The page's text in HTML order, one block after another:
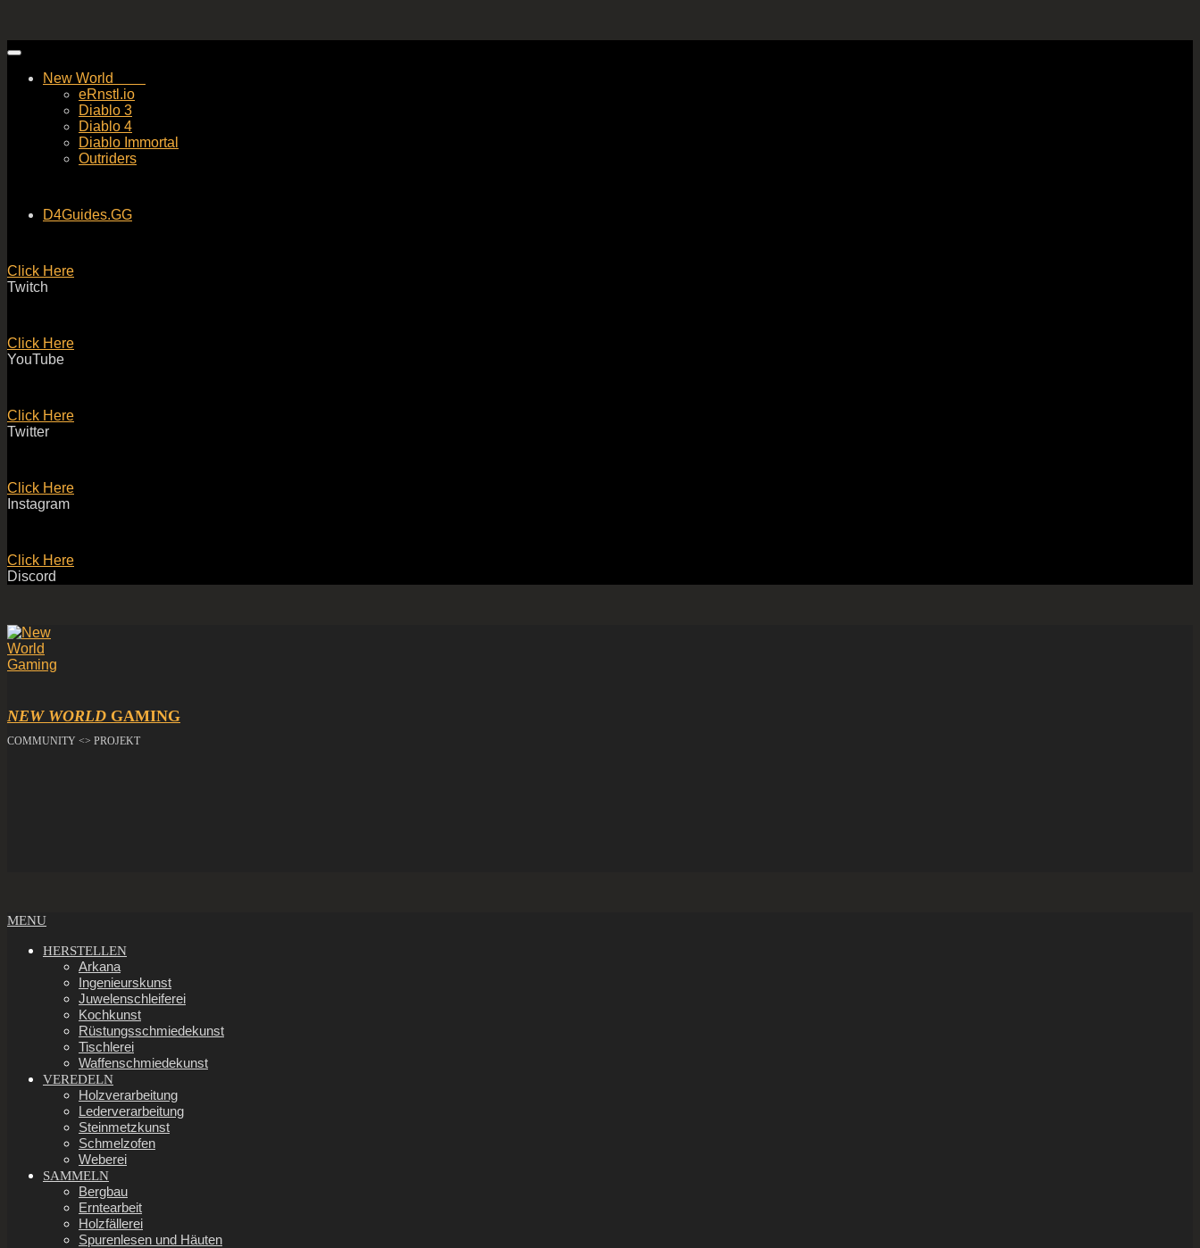
Skip
contentNew World
eRnstl.io
Diablo 3
Diablo 4
Diablo Immortal
Outriders
D4Guides.GG
Click Here
Twitch
Click Here
YouTube
Click Here
Twitter
Click Here
Instagram
Click Here
Discord
NEW WORLD GAMING
COMMUNITY <> PROJEKT
Secondary
Menu
MENU
HERSTELLEN
Arkana
Ingenieurskunst
Juwelenschleiferei
Kochkunst
Rüstungsschmiedekunst
Tischlerei
Waffenschmiedekunst
VEREDELN
Holzverarbeitung
Lederverarbeitung
Steinmetzkunst
Schmelzofen
Weberei
SAMMELN
Bergbau
Erntearbeit
Holzfällerei
Spurenlesen und Häuten